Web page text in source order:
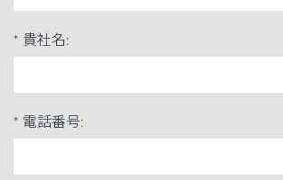
* 貴社名:
* 電話番号: